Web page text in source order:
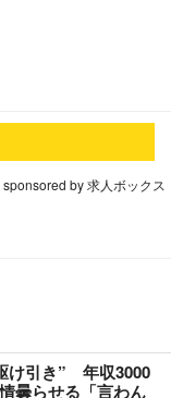
sponsored by 求人ボックス
け引き” 年収3000
曇らせる「言わん